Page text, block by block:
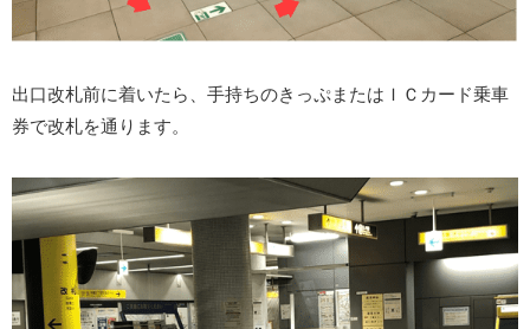
出口改札前に着いたら、手持ちのきっぷまたはＩＣカード乗車
券で改札を通ります。